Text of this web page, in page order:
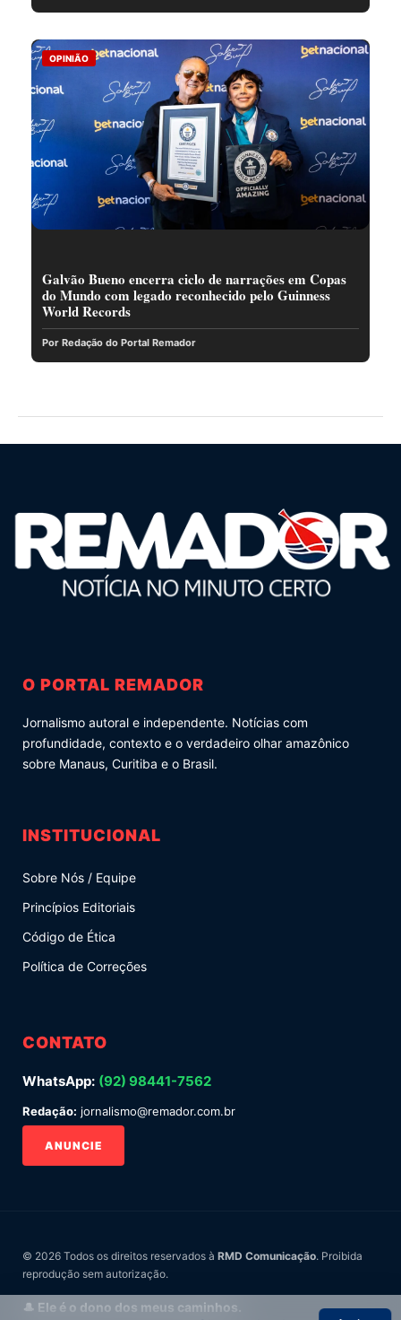
OPINIÃO
Galvão Bueno encerra ciclo de narrações em Copas
do Mundo com legado reconhecido pelo Guinness
World Records
Por Redação do Portal Remador
O PORTAL REMADOR
Jornalismo autoral e independente. Notícias com
profundidade, contexto e o verdadeiro olhar amazônico
sobre Manaus, Curitiba e o Brasil.
INSTITUCIONAL
Sobre Nós / Equipe
Princípios Editoriais
Código de Ética
Política de Correções
CONTATO
WhatsApp: (92) 98441-7562
Redação: jornalismo@remador.com.br
ANUNCIE
© 2026 Todos os direitos reservados à RMD Comunicação. Proibida
reprodução sem autorização.
🎩 Ele é o dono dos meus caminhos.